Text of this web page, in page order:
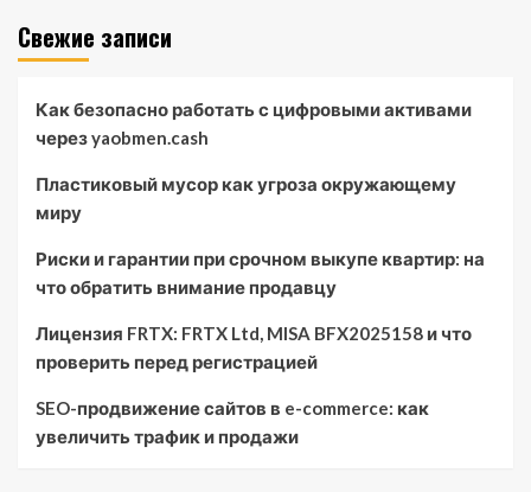
Свежие записи
Как безопасно работать с цифровыми активами
через yaobmen.cash
Пластиковый мусор как угроза окружающему
миру
Риски и гарантии при срочном выкупе квартир: на
что обратить внимание продавцу
Лицензия FRTX: FRTX Ltd, MISA BFX2025158 и что
проверить перед регистрацией
SEO-продвижение сайтов в e-commerce: как
увеличить трафик и продажи